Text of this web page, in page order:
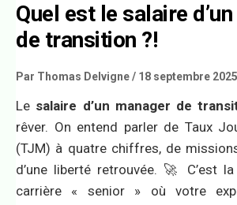
Quel est le salaire
de transition ?!
Par Thomas Delvigne/ 18 septembre 2025
Le salaire d’un manager de
rêver. On entend parler de Taux
(TJM) à quatre chiffres, de
d’une liberté retrouvée. 🚀 C’est
carrière « senior » où votre